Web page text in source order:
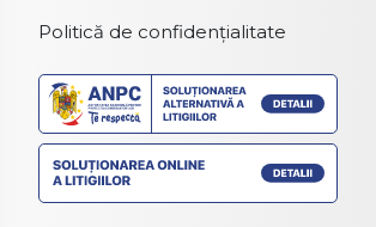
Politică de confidențialitate